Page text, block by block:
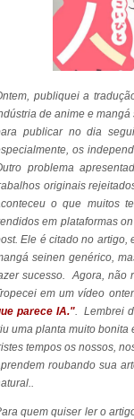
publiquei a
de anime e
publicar no dia
os
problema
originais
o que muitos
em plataformas
Ele é citado no artigo,
seinen genérico,
sucesso. Agora, não
em um vídeo
parece IA.". Lembrei
uma planta muito bonita
tempos os nossos,
roubando sua
quem quiser ler o